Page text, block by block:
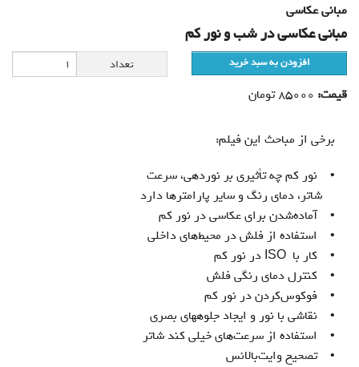
عضویت
مباني عكاسي
مبانی عکاسی در شب و نور كم
افزودن به سبد خرید تعداد
قیمت: 85000تومان
برخی از مباحث این فیلم:
• نور کم چه تأثیری بر نوردهی، سرعت
شاتر، دمای رنگ و ساير پارامترها دارد
• آماده‌شدن برای عکاسی در نور کم
• استفاده از فلش در محیط‌های داخلی
• كار با ISO در نور كم
• کنترل دمای رنگی فلش
• فوکوس‌کردن در نور کم
• نقاشی با نور و ايجاد جلوه‏هاي بصري
• استفاده از سرعت‌های خیلی کند شاتر
• تصحیح وایت‌بالانس